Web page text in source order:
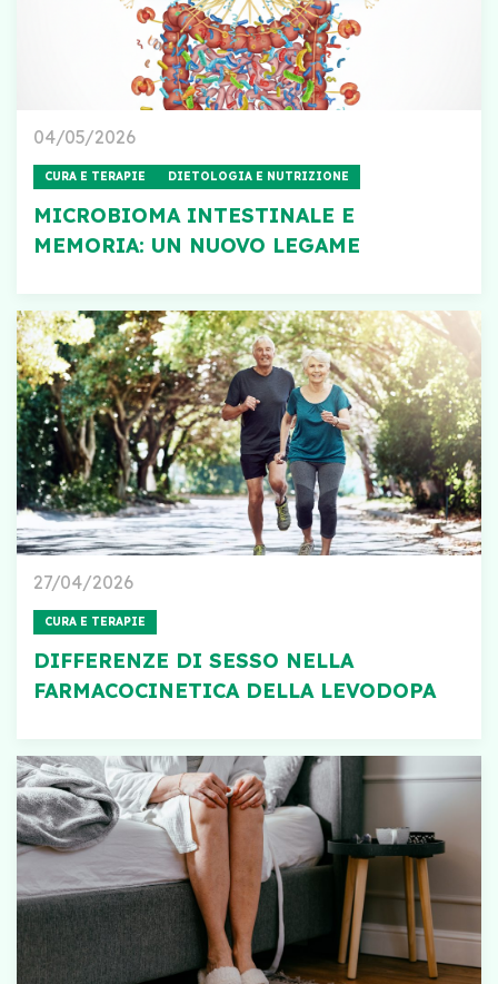
04/05/2026
CURA E TERAPIE DIETOLOGIA E NUTRIZIONE
MICROBIOMA INTESTINALE E
MEMORIA: UN NUOVO LEGAME
27/04/2026
CURA E TERAPIE
DIFFERENZE DI SESSO NELLA
FARMACOCINETICA DELLA LEVODOPA